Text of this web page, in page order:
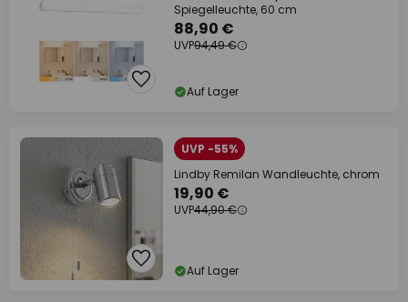
Spiegelleuchte, 60 cm
88,90 €
UVP94,49 €
Auf Lager
UVP -55%
Lindby Remilan Wandleuchte, chrom
19,90 €
UVP44,90 €
Auf Lager